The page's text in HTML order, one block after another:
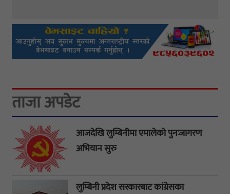
ताजा अपडेट
आजदेखि लुम्बिनीमा एमालेको पुनःजागरण
अभियान सुरु
लुम्बिनी प्रदेश सरकारबाट कांग्रेसका